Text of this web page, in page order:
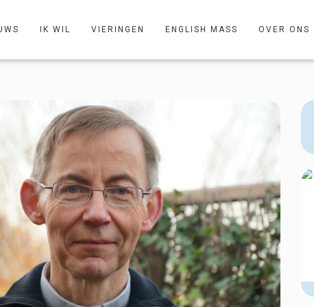
IK WIL VIERINGEN ENGLISH MASS OVER ONS